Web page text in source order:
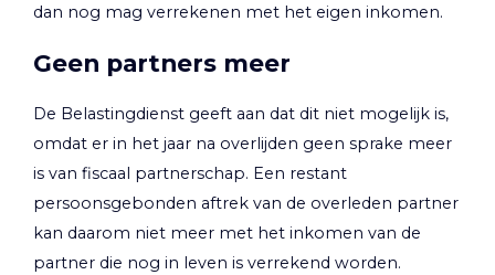
dan nog mag verrekenen met het eigen inkomen.
Geen partners meer
De Belastingdienst geeft aan dat dit niet mogelijk is,
omdat er in het jaar na overlijden geen sprake meer
is van fiscaal partnerschap. Een restant
persoonsgebonden aftrek van de overleden partner
kan daarom niet meer met het inkomen van de
partner die nog in leven is verrekend worden.